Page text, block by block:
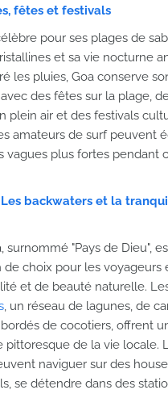
fêtes et festivals
pour ses plages de
et sa vie nocturne
les pluies, Goa conserve
des fêtes sur la plage,
plein air et des festivals
amateurs de surf peuvent
vagues plus fortes pendant
Les backwaters et la
surnommé "Pays de Dieu",
de choix pour les voyageurs
et de beauté naturelle.
, un réseau de lagunes, de
de cocotiers, offrent
pittoresque de la vie locale.
naviguer sur des
se détendre dans des